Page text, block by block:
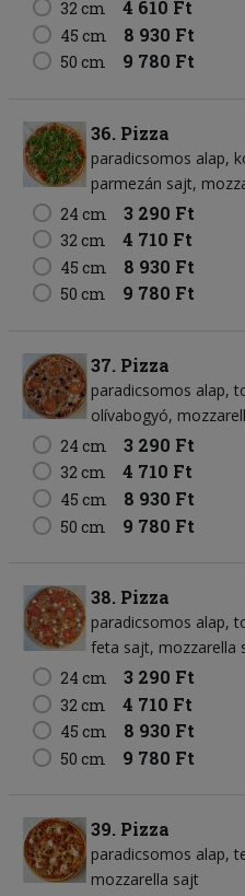
32 cm 4 610 Ft
45 cm 8 930 Ft
50 cm 9 780 Ft
36. Pizza
paradicsomos alap
parmezán sajt
24 cm
3 290 Ft
32 cm 4 710 Ft
45 cm 8 930 Ft
50 cm 9 780 Ft
37. Pizza
paradicsomos alap
olívabogyó
24 cm
3 290 Ft
32 cm 4 710 Ft
45 cm 8 930 Ft
50 cm 9 780 Ft
38. Pizza
paradicsomos alap
feta sajt mozzarella
24 cm
3 290 Ft
32 cm 4 710 Ft
45 cm 8 930 Ft
50 cm 9 780 Ft
39. Pizza
paradicsomos alap
mozzarella sajt